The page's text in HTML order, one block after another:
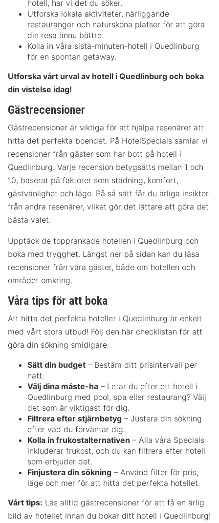
hotell, har vi det du söker.
Utforska lokala aktiviteter, närliggande
restauranger och natursköna platser för att göra
din resa ännu bättre.
Kolla in våra sista-minuten-hotell i Quedlinburg
för en spontan getaway.
Utforska vårt urval av hotell i Quedlinburg och boka
din vistelse idag!
Gästrecensioner
Gästrecensioner är viktiga för att hjälpa resenärer att
hitta det perfekta boendet. På HotelSpecials samlar vi
recensioner från gäster som har bott på hotell i
Quedlinburg. Varje recension betygsätts mellan 1 och
10, baserat på faktorer som städning, komfort,
gästvänlighet och läge. På så sätt får du ärliga insikter
från andra resenärer, vilket gör det lättare att göra det
bästa valet.
Upptäck de topprankade hotellen i Quedlinburg och
boka med trygghet. Längst ner på sidan kan du läsa
recensioner från våra gäster, både om hotellen och
området omkring.
Våra tips för att boka
Att hitta det perfekta hotellet i Quedlinburg är enkelt
med vårt stora utbud! Följ den här checklistan för att
göra din sökning smidigare:
Sätt din budget – Bestäm ditt prisintervall per
natt.
Välj dina måste-ha – Letar du efter ett hotell i
Quedlinburg med pool, spa eller restaurang? Välj
det som är viktigast för dig.
Filtrera efter stjärnbetyg – Justera din sökning
efter vad du förväntar dig.
Kolla in frukostalternativen – Alla våra Specials
inkluderar frukost, och du kan filtrera efter hotell
som erbjuder det.
Finjustera din sökning – Använd filter för pris,
läge och mer för att hitta det perfekta hotellet.
Vårt tips: Läs alltid gästrecensioner för att få en ärlig
bild av hotellet innan du bokar ditt hotell i Quedlinburg!